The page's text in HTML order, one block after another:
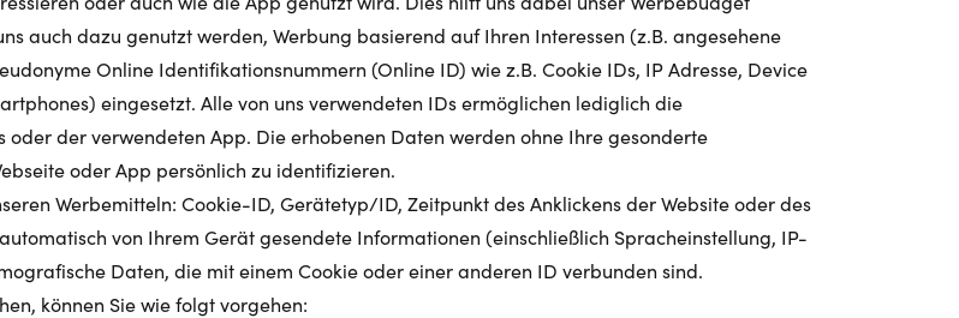
auch dazu genutzt werden, Werbung basierend auf Ihren Interessen (z.B. angesehene
Online Identifikationsnummern (Online ID) wie z.B. Cookie IDs, IP Adresse, Device
eingesetzt. Alle von uns verwendeten IDs ermöglichen lediglich die
der verwendeten App. Die erhobenen Daten werden ohne Ihre gesonderte
oder App persönlich zu identifizieren.
Werbemitteln: Cookie-ID, Gerätetyp/ID, Zeitpunkt des Anklickens der Website oder des
von Ihrem Gerät gesendete Informationen (einschließlich Spracheinstellung, IP-
Daten, die mit einem Cookie oder einer anderen ID verbunden sind.
können Sie wie folgt vorgehen: